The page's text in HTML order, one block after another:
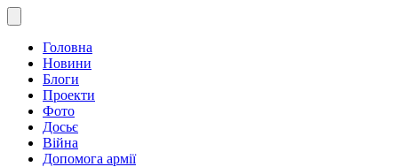
Головна
Новини
Блоги
Проекти
Фото
Досьє
Війна
Допомога армії